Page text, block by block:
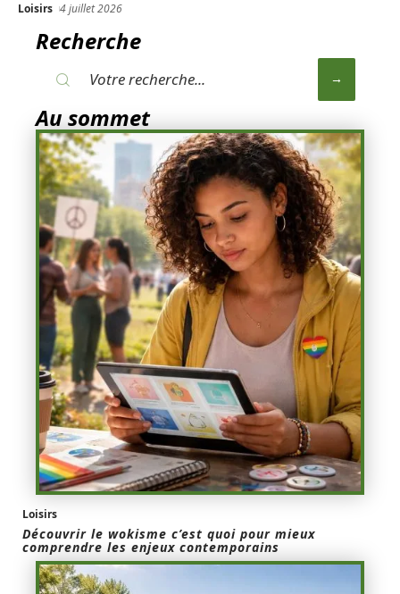
Loisirs 4 juillet 2026
Recherche
Au sommet
Loisirs
Découvrir le wokisme c’est quoi pour mieux
comprendre les enjeux contemporains